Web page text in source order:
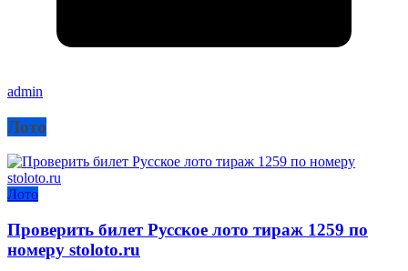
admin
Лото
Лото
Проверить билет Русское лото тираж 1259 по
номеру stoloto.ru